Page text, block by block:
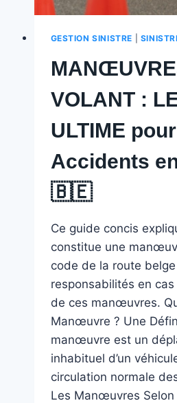
GESTION SINISTRE
VOLANT :
ULTIME
Accidents
🇧🇪 ️
Ce guide concis
constitue une
code de la route
responsabilités en cas
de ces manœuvres.
Manœuvre ? Une
manœuvre est un
inhabituel d’un
circulation normale
Les Manœuvres